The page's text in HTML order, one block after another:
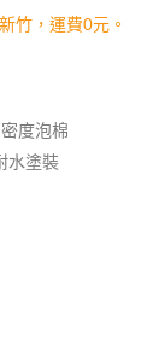
竹，運費0元。
度泡棉
塗裝